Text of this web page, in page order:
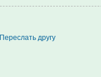
Переслать другу